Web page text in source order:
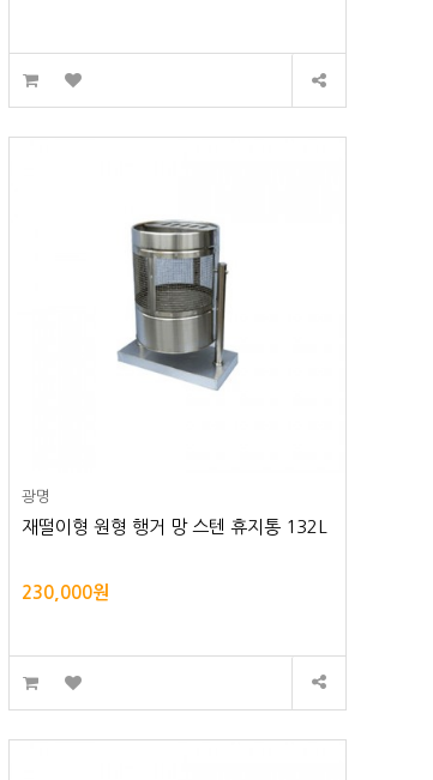
광명
재떨이형 원형 행거 망 스텐 휴지통 132L
230,000원